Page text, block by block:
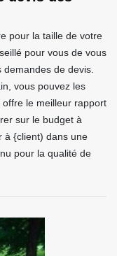
pour la taille de votre
pour vous de vous
de devis.
vous pouvez les
le meilleur rapport
sur le budget à
à {client) dans une
pour la qualité de